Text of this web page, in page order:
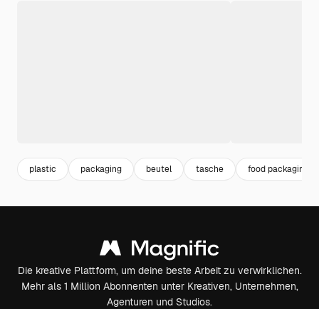
plastic packaging beutel tasche food packaging
Die kreative Plattform, um deine beste Arbeit zu verwirklichen.
Mehr als 1 Million Abonnenten unter Kreativen, Unternehmen,
Agenturen und Studios.